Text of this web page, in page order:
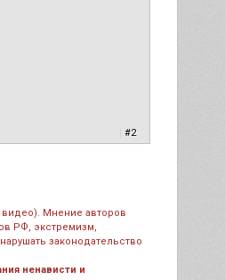
#2
видео). Мнение авторов
РФ, экстремизм,
законодательство
ненависти и